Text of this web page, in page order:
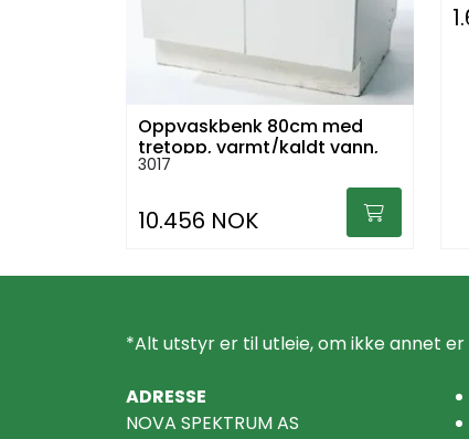
Oppvaskbenk 80cm med
tretopp, varmt/kaldt vann,
avløp
3017
10.456 NOK
*Alt utstyr er til utleie, om ikke annet er
ADRESSE
NOVA SPEKTRUM AS